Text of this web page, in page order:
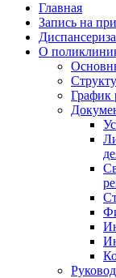
Главная
Запись на
О
График